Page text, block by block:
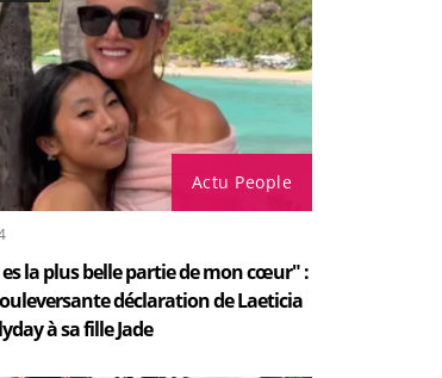
Actu People
la plus belle partie de mon cœur" :
déclaration de Laeticia
à sa fille Jade